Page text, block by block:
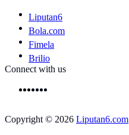
Liputan6
Bola.com
Fimela
Brilio
Connect with us
Copyright © 2026 Liputan6.com